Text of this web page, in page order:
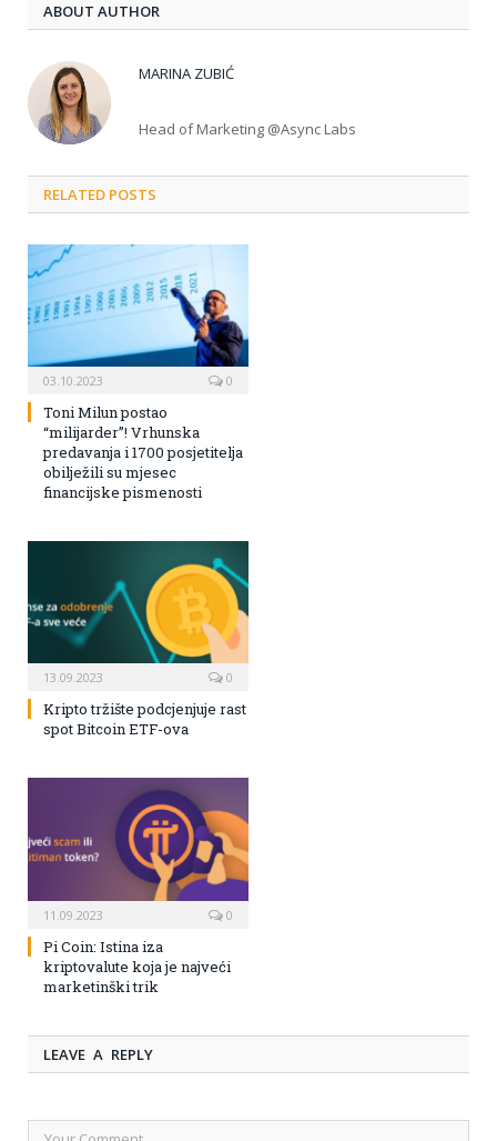
ABOUT AUTHOR
MARINA ZUBIĆ
Head of Marketing @Async Labs
RELATED POSTS
03.10.2023 0
Toni Milun postao
“milijarder”! Vrhunska
predavanja i 1700 posjetitelja
obilježili su mjesec
financijske pismenosti
13.09.2023 0
Kripto tržište podcjenjuje rast
spot Bitcoin ETF-ova
11.09.2023 0
Pi Coin: Istina iza
kriptovalute koja je najveći
marketinški trik
LEAVE A REPLY